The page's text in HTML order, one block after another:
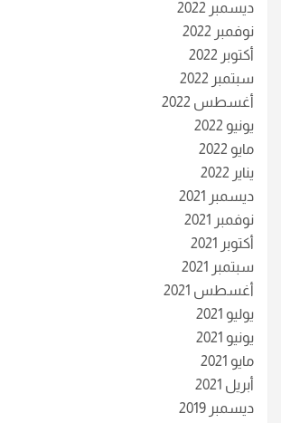
ديسمبر 2022
نوفمبر 2022
أكتوبر 2022
سبتمبر 2022
أغسطس 2022
يونيو 2022
مايو 2022
يناير 2022
ديسمبر 2021
نوفمبر 2021
أكتوبر 2021
سبتمبر 2021
أغسطس 2021
يوليو 2021
يونيو 2021
مايو 2021
أبريل 2021
ديسمبر 2019